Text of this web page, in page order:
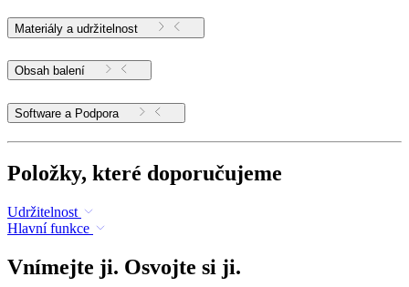
Materiály a udržitelnost
Obsah balení
Software a Podpora
Položky, které doporučujeme
Udržitelnost
Hlavní funkce
Vnímejte ji. Osvojte si ji.